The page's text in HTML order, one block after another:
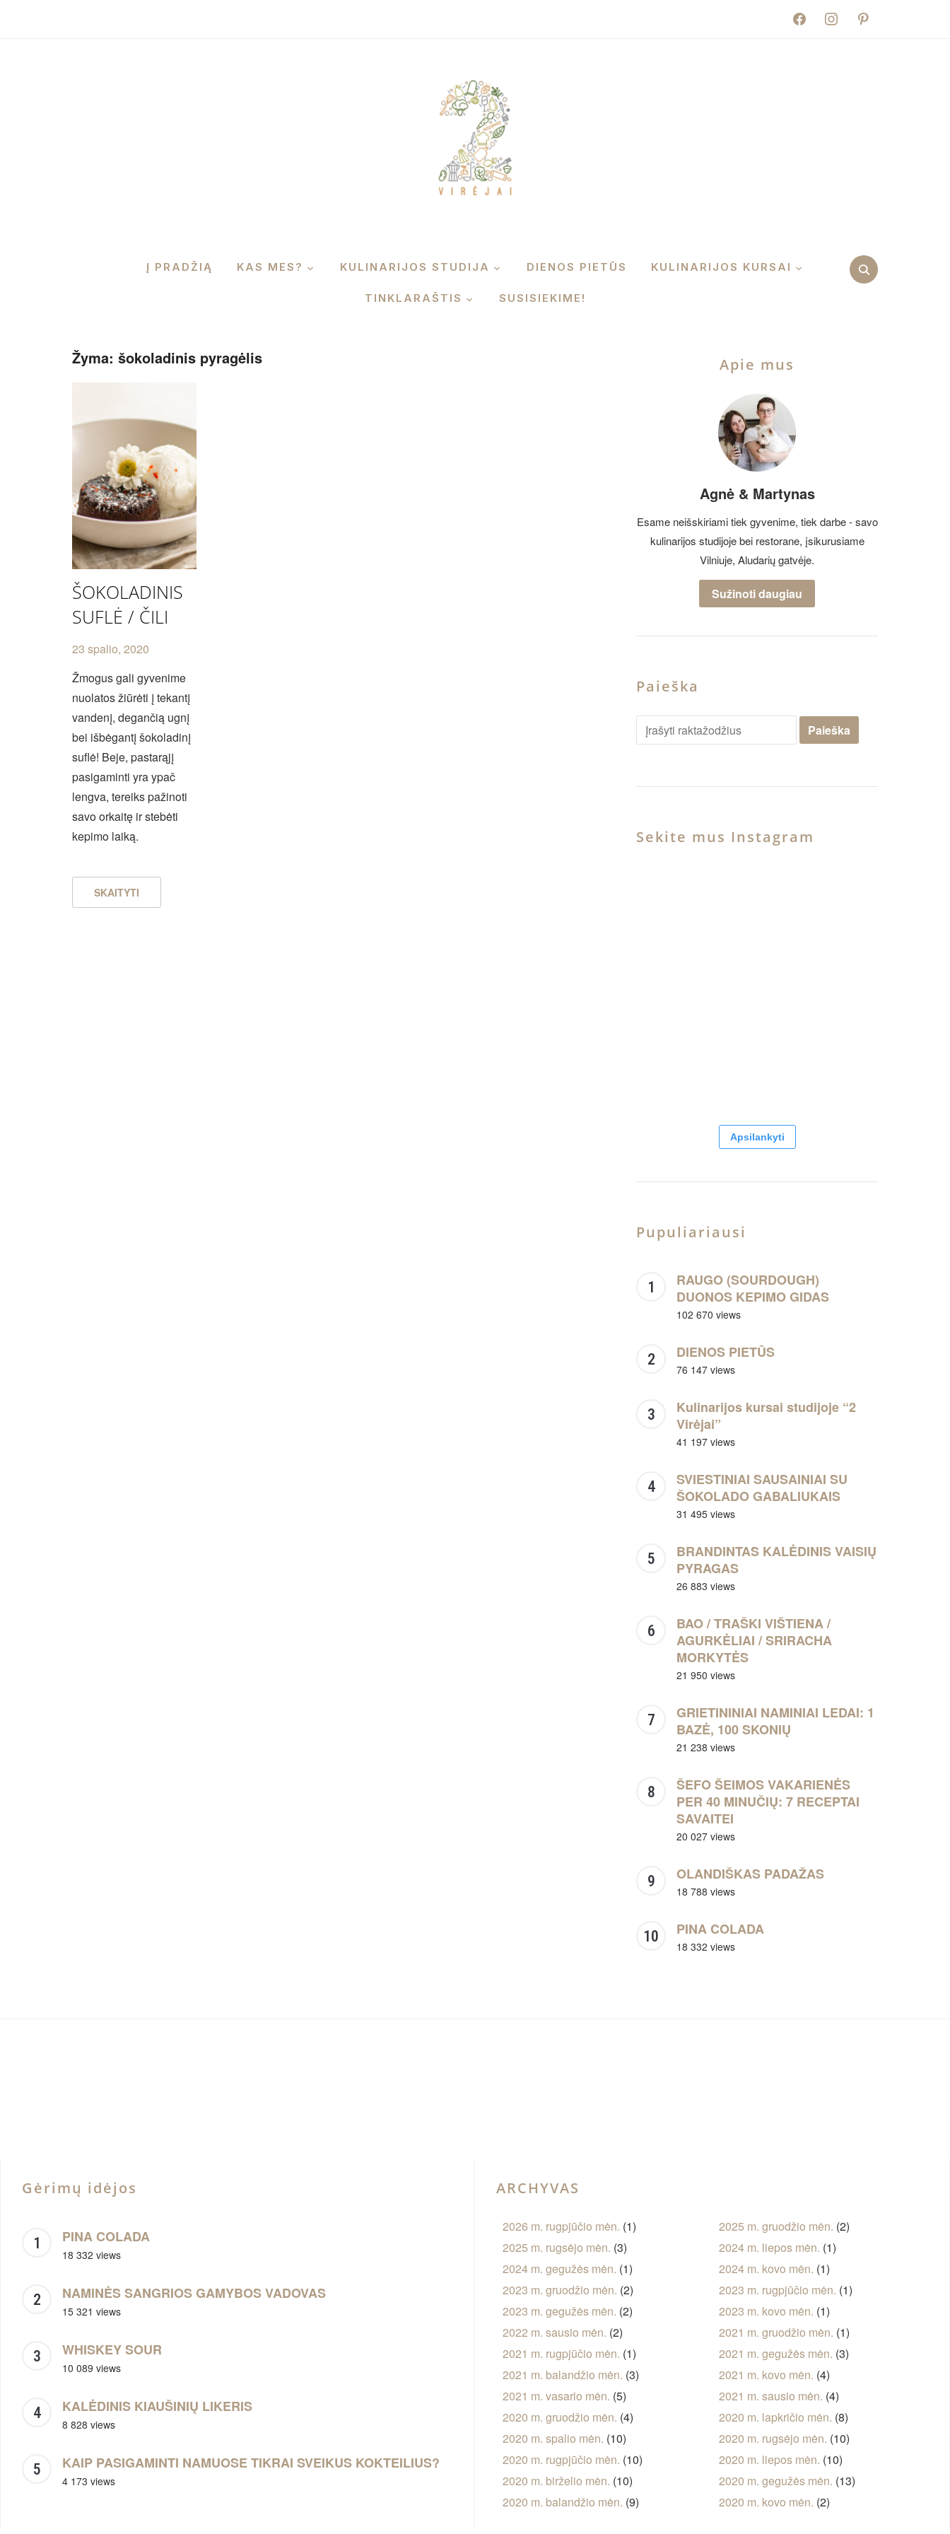
facebookinstagrampinterest
Į PRADŽIĄ KAS MES? KULINARIJOS STUDIJA DIENOS PIETŪS KULINARIJOS KURSAI
TINKLARAŠTIS SUSISIEKIME!
Žyma: šokoladinis pyragėlis
ŠOKOLADINIS
SUFLĖ / ČILI
23 spalio, 2020
Žmogus gali gyvenime
nuolatos žiūrėti į tekantį
vandenį, degančią ugnį
bei išbėgantį šokoladinį
suflė! Beje, pastarąjį
pasigaminti yra ypač
lengva, tereiks pažinoti
savo orkaitę ir stebėti
kepimo laiką.
SKAITYTI
Apie mus
Agnė & Martynas
Esame neišskiriami tiek gyvenime, tiek darbe - savo
kulinarijos studijoje bei restorane, įsikurusiame
Vilniuje, Aludarių gatvėje.
Sužinoti daugiau
Paieška
Sekite mus Instagram
Apsilankyti
Pupuliariausi
RAUGO (SOURDOUGH)
DUONOS KEPIMO GIDAS
102 670 views
DIENOS PIETŪS
76 147 views
Kulinarijos kursai studijoje “2
Virėjai”
41 197 views
SVIESTINIAI SAUSAINIAI SU
ŠOKOLADO GABALIUKAIS
31 495 views
BRANDINTAS KALĖDINIS VAISIŲ
PYRAGAS
26 883 views
BAO / TRAŠKI VIŠTIENA /
AGURKĖLIAI / SRIRACHA
MORKYTĖS
21 950 views
GRIETININIAI NAMINIAI LEDAI: 1
BAZĖ, 100 SKONIŲ
21 238 views
ŠEFO ŠEIMOS VAKARIENĖS
PER 40 MINUČIŲ: 7 RECEPTAI
SAVAITEI
20 027 views
OLANDIŠKAS PADAŽAS
18 788 views
PINA COLADA
18 332 views
Gėrimų idėjos
PINA COLADA
18 332 views
NAMINĖS SANGRIOS GAMYBOS VADOVAS
15 321 views
WHISKEY SOUR
10 089 views
KALĖDINIS KIAUŠINIŲ LIKERIS
8 828 views
KAIP PASIGAMINTI NAMUOSE TIKRAI SVEIKUS KOKTEILIUS?
4 173 views
ARCHYVAS
2026 m. rugpjūčio mėn. (1) 2025 m. gruodžio mėn. (2)
2025 m. rugsėjo mėn. (3) 2024 m. liepos mėn. (1)
2024 m. gegužės mėn. (1) 2024 m. kovo mėn. (1)
2023 m. gruodžio mėn. (2) 2023 m. rugpjūčio mėn. (1)
2023 m. gegužės mėn. (2) 2023 m. kovo mėn. (1)
2022 m. sausio mėn. (2) 2021 m. gruodžio mėn. (1)
2021 m. rugpjūčio mėn. (1) 2021 m. gegužės mėn. (3)
2021 m. balandžio mėn. (3) 2021 m. kovo mėn. (4)
2021 m. vasario mėn. (5) 2021 m. sausio mėn. (4)
2020 m. gruodžio mėn. (4) 2020 m. lapkričio mėn. (8)
2020 m. spalio mėn. (10) 2020 m. rugsėjo mėn. (10)
2020 m. rugpjūčio mėn. (10) 2020 m. liepos mėn. (10)
2020 m. birželio mėn. (10) 2020 m. gegužės mėn. (13)
2020 m. balandžio mėn. (9) 2020 m. kovo mėn. (2)